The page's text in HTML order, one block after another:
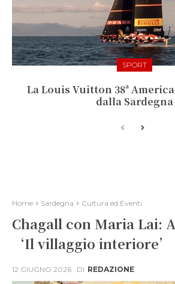
SPORT
La Louis Vuitton 38ª
dalla Sardegna